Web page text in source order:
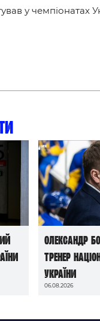
у чемпіонатах
Олександр
тренер
України
06.08.2026